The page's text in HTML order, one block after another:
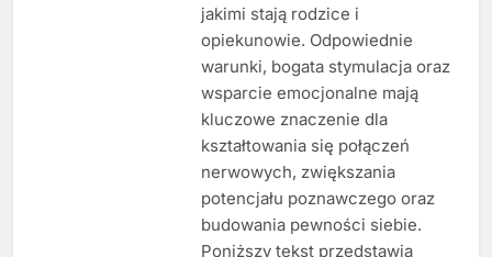
jakimi stają rodzice i
opiekunowie. Odpowiednie
warunki, bogata stymulacja oraz
wsparcie emocjonalne mają
kluczowe znaczenie dla
kształtowania się połączeń
nerwowych, zwiększania
potencjału poznawczego oraz
budowania pewności siebie.
Poniższy tekst przedstawia